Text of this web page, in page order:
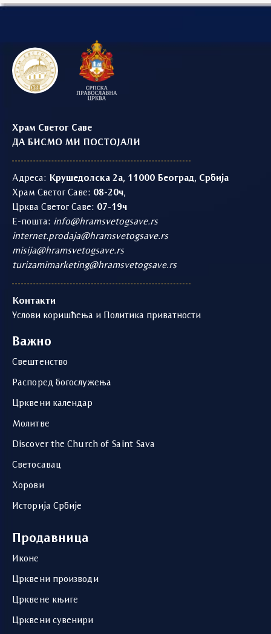
Храм Светог Саве
ДА БИСМО МИ ПОСТОЈАЛИ
Адреса: Крушедолска 2а, 11000 Београд, Србија
Храм Светог Саве: 08-20ч,
Црква Светог Саве: 07-19ч
Е-пошта: info@hramsvetogsave.rs
internet.prodaja@hramsvetogsave.rs
misija@hramsvetogsave.rs
turizamimarketing@hramsvetogsave.rs
Контакти
Услови коришћења и Политика приватности
Важно
Свештенство
Распоред богослужења
Црквени календар
Молитве
Discover the Church of Saint Sava
Светосавац
Хорови
Историја Србије
Продавница
Иконе
Црквени производи
Црквене књиге
Црквени сувенири